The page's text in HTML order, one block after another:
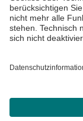
Impressum